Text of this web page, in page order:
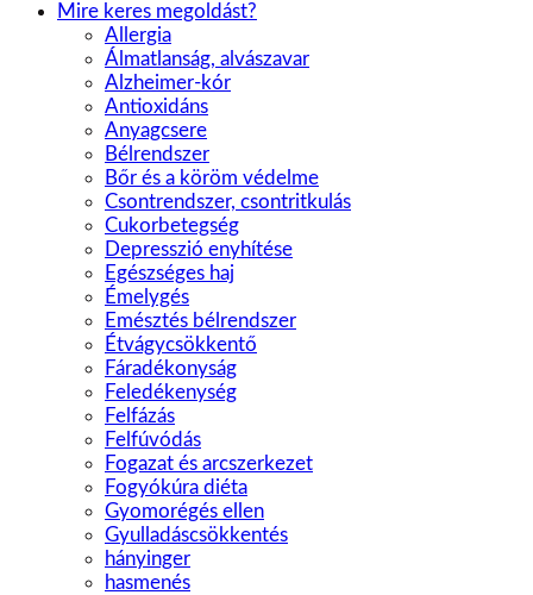
Mire keres megoldást?
Allergia
Álmatlanság, alvászavar
Alzheimer-kór
Antioxidáns
Anyagcsere
Bélrendszer
Bőr és a köröm védelme
Csontrendszer, csontritkulás
Cukorbetegség
Depresszió enyhítése
Egészséges haj
Émelygés
Emésztés bélrendszer
Étvágycsökkentő
Fáradékonyság
Feledékenység
Felfázás
Felfúvódás
Fogazat és arcszerkezet
Fogyókúra diéta
Gyomorégés ellen
Gyulladáscsökkentés
hányinger
hasmenés